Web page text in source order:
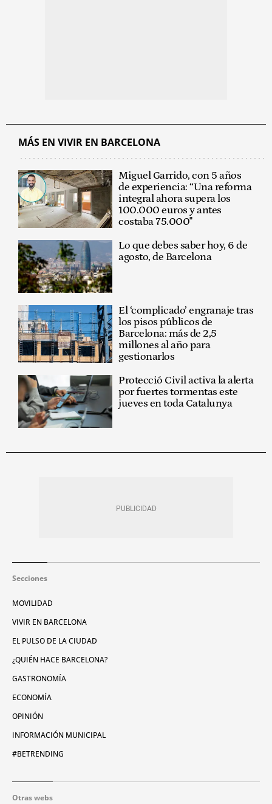
MÁS EN VIVIR EN BARCELONA
Miguel Garrido, con 5 años
de experiencia: “Una reforma
integral ahora supera los
100.000 euros y antes
costaba 75.000"
Lo que debes saber hoy, 6 de
agosto, de Barcelona
El ‘complicado’ engranaje tras
los pisos públicos de
Barcelona: más de 2,5
millones al año para
gestionarlos
Protecció Civil activa la alerta
por fuertes tormentas este
jueves en toda Catalunya
Secciones
MOVILIDAD
VIVIR EN BARCELONA
EL PULSO DE LA CIUDAD
¿QUIÉN HACE BARCELONA?
GASTRONOMÍA
ECONOMÍA
OPINIÓN
INFORMACIÓN MUNICIPAL
#BETRENDING
Otras webs